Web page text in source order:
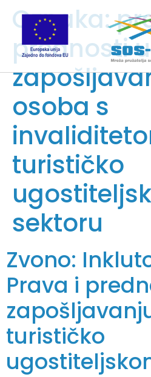
Oznaka:
prednosti u
osoba s
turističko
sektoru
Zvono:
Prava i
turističko